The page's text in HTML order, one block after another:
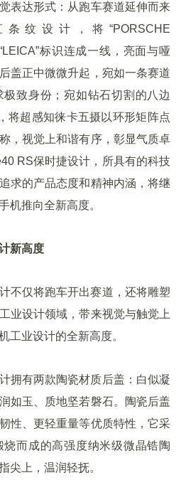
表达形式：从跑车赛道延伸而来
纹设计，将“PORSCHE
标识连成一线，亮面与哑
盖正中微微升起，宛如一条赛道
致身份；宛如钻石切割的八边
将超感知徕卡五摄以环形矩阵点
，视觉上和谐有序，彰显气质卓
RS保时捷设计，所具有的科技
求的产品态度和精神内涵，将继
机推向全新高度。
新高度
不仅将跑车开出赛道，还将雕塑
业设计领域，带来视觉与触觉上
工业设计的全新高度。
拥有两款陶瓷材质后盖：白似凝
如玉、质地坚若磐石。陶瓷后盖
性、更轻重量等优质特性，它采
而成的高强度纳米级微晶锆陶
尖上，温润轻抚。